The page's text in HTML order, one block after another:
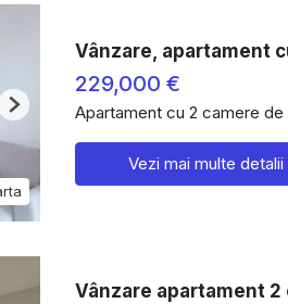
Next
Vânzare, apartament
229,000 €
Apartament cu 2 camere de
Vezi mai multe detalii
Vânzare apartament